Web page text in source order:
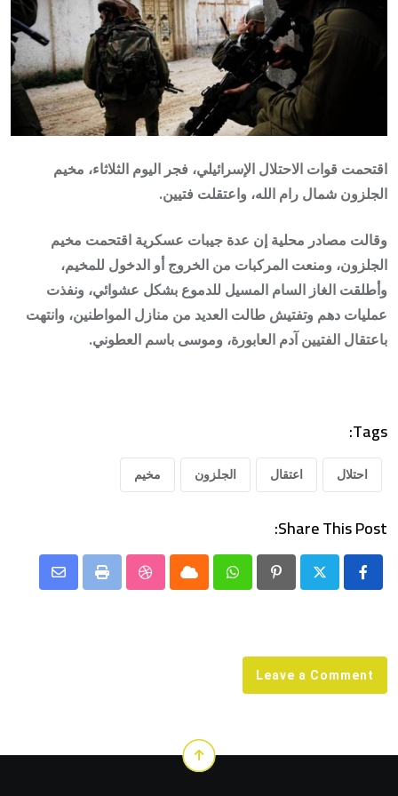
اقتحمت قوات الاحتلال الإسرائيلي، فجر اليوم الثلاثاء، مخيم
الجلزون شمال رام الله، واعتقلت فتيين.
وقالت مصادر محلية إن عدة جيبات عسكرية اقتحمت مخيم
الجلزون، ومنعت المركبات من الخروج أو الدخول للمخيم،
وأطلقت الغاز السام المسيل للدموع بشكل عشوائي، ونفذت
عمليات دهم وتفتيش طالت العديد من منازل المواطنين، وانتهت
باعتقال الفتيين آدم العابورة، وموسى باسم العطوني.
Tags:
احتلال اعتقال الجلزون مخيم
Share This Post:
Pinterest
Whatsapp
Cloud
StumbleUpon
Print
Share
Leave a Comment